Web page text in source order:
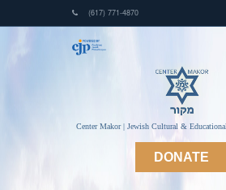
(617) 771-4870
Center Makor | Jewish Cultural &
DONATE